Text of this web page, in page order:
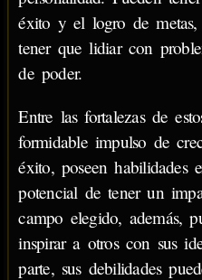
éxito y el logro de
tener que lidiar con
de poder.
Entre las fortalezas de
formidable impulso de
éxito, poseen habilidades
potencial de tener un
campo elegido, además,
inspirar a otros con sus
parte, sus debilidades